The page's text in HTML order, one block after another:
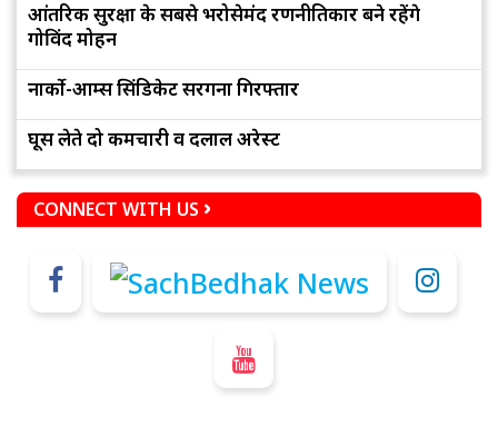
आंतरिक सुरक्षा के सबसे भरोसेमंद रणनीतिकार बने रहेंगे
गोविंद मोहन
नार्को-आर्म्स सिंडिकेट सरगना गिरफ्तार
घूस लेते दो कर्मचारी व दलाल अरेस्ट
CONNECT WITH US